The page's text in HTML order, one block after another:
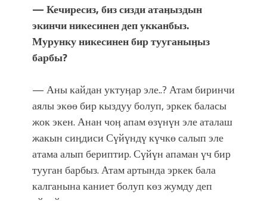
— Кечиресиз, биз сизди атаӊыздын
экинчи никесинен деп укканбыз.
Мурунку никесинен бир тууганыӊыз
барбы?
— Аны кайдан уктуӊар эле..? Атам биринчи
аялы экөө бир кыздуу болуп, эркек баласы
жок экен. Анан чоӊ апам өзүнүн эле аталаш
жакын сиӊдиси Сүйүндү күчкө салып эле
атама алып бериптир. Сүйүн апаман үч бир
тууган барбыз. Атам артында эркек бала
калганына каниет болуп көз жумду деп